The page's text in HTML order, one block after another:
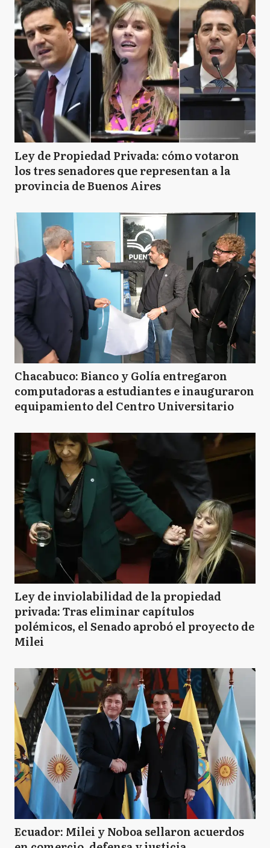
Ley de Propiedad Privada: cómo votaron
los tres senadores que representan a la
provincia de Buenos Aires
Chacabuco: Bianco y Golía entregaron
computadoras a estudiantes e inauguraron
equipamiento del Centro Universitario
Ley de inviolabilidad de la propiedad
privada: Tras eliminar capítulos
polémicos, el Senado aprobó el proyecto de
Milei
Ecuador: Milei y Noboa sellaron acuerdos